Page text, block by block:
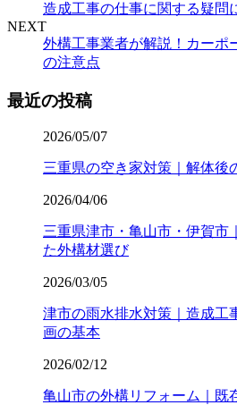
造成工事の仕事に関する疑問
NEXT
外構工事業者が解説！カーポ
の注意点
最近の投稿
2026/05/07
三重県の空き家対策｜解体後
2026/04/06
三重県津市・亀山市・伊賀市
た外構材選び
2026/03/05
津市の雨水排水対策｜造成工
画の基本
2026/02/12
亀山市の外構リフォーム｜既